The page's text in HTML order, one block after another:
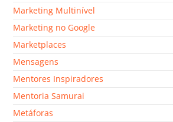
Marketing Multinível
Marketing no Google
Marketplaces
Mensagens
Mentores Inspiradores
Mentoria Samurai
Metáforas